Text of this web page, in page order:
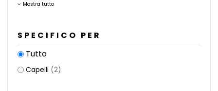
Mostra tutto
SPECIFICO PER
Tutto
Capelli (2)